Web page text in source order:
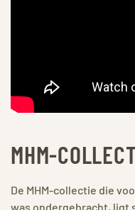
MHM-
De MHM-collectie die
was ondergebracht, ligt